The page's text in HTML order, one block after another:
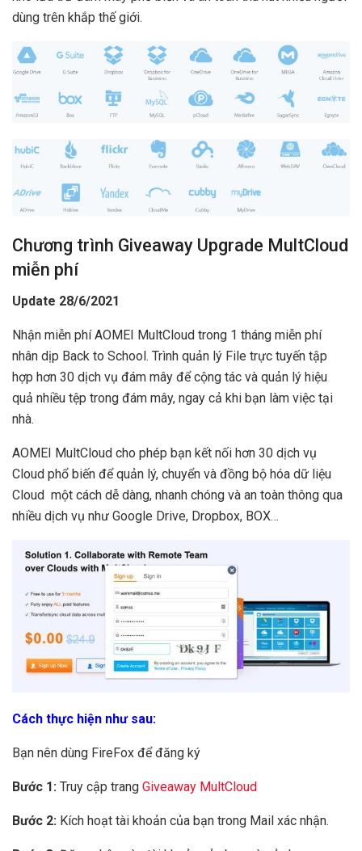
dùng trên khắp thế giới.
Chương trình Giveaway Upgrade MultCloud
miễn phí
Update 28/6/2021
Nhận miễn phí AOMEI MultCloud trong 1 tháng miễn phí
nhân dịp Back to School. Trình quản lý File trực tuyến tập
hợp hơn 30 dịch vụ đám mây để cộng tác và quản lý hiệu
quả nhiều tệp trong đám mây, ngay cả khi bạn làm việc tại
nhà.
AOMEI MultCloud cho phép bạn kết nối hơn 30 dịch vụ
Cloud phổ biến để quản lý, chuyển và đồng bộ hóa dữ liệu
Cloud một cách dễ dàng, nhanh chóng và an toàn thông qua
nhiều dịch vụ như Google Drive, Dropbox, BOX…
Cách thực hiện như sau:
Bạn nên dùng FireFox để đăng ký
Bước 1: Truy cập trang Giveaway MultCloud
Bước 2: Kích hoạt tài khoản của bạn trong Mail xác nhận.